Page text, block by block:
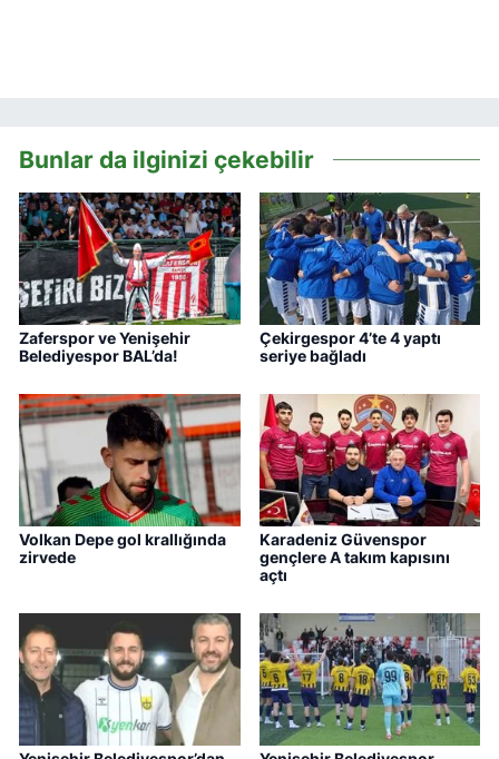
Bunlar da ilginizi çekebilir
Zaferspor ve Yenişehir
Belediyespor BAL’da!
Çekirgespor 4’te 4 yaptı
seriye bağladı
Volkan Depe gol krallığında
zirvede
Karadeniz Güvenspor
gençlere A takım kapısını
açtı